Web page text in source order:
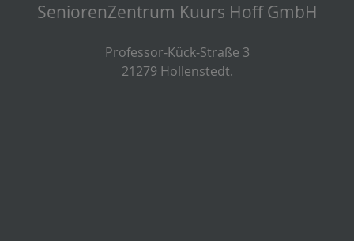
SeniorenZentrum Kuurs Hoff GmbH
Professor-Kück-Straße 3
21279 Hollenstedt.